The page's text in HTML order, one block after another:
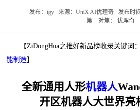
发布：tgy 来源：UniX AI优理奇 发布时间
第一对焦： 优理奇
【ZiDongHua之推好新品榜收录关键词
能制造】
全新通用人形机器人
开区机器人大世界亮